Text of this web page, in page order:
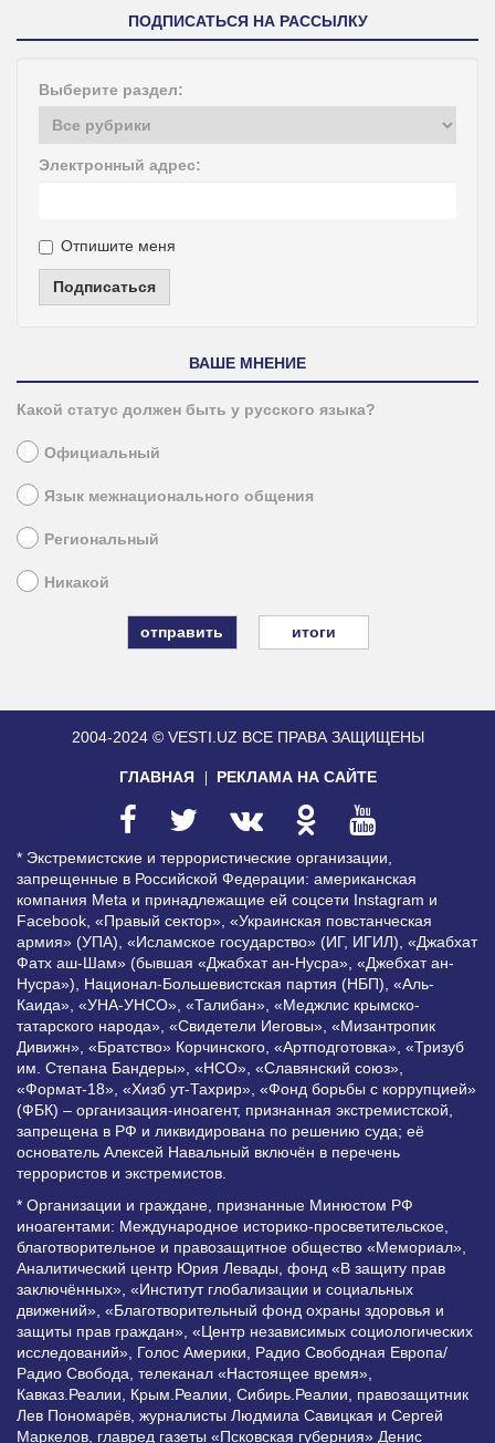
ПОДПИСАТЬСЯ НА РАССЫЛКУ
Выберите раздел:
Электронный адрес:
Отпишите меня
Подписаться
ВАШЕ МНЕНИЕ
Какой статус должен быть у русского языка?
Официальный
Язык межнационального общения
Региональный
Никакой
итоги
2004-2024 © VESTI.UZ ВСЕ ПРАВА ЗАЩИЩЕНЫ
ГЛАВНАЯ РЕКЛАМА НА САЙТЕ
* Экстремистские и террористические организации,
запрещенные в Российской Федерации: американская
компания Meta и принадлежащие ей соцсети Instagram и
Facebook, «Правый сектор», «Украинская повстанческая
армия» (УПА), «Исламское государство» (ИГ, ИГИЛ), «Джабхат
Фатх аш-Шам» (бывшая «Джабхат ан-Нусра», «Джебхат ан-
Нусра»), Национал-Большевистская партия (НБП), «Аль-
Каида», «УНА-УНСО», «Талибан», «Меджлис крымско-
татарского народа», «Свидетели Иеговы», «Мизантропик
Дивижн», «Братство» Корчинского, «Артподготовка», «Тризуб
им. Степана Бандеры», «НСО», «Славянский союз»,
«Формат-18», «Хизб ут-Тахрир», «Фонд борьбы с коррупцией»
(ФБК) – организация-иноагент, признанная экстремистской,
запрещена в РФ и ликвидирована по решению суда; её
основатель Алексей Навальный включён в перечень
террористов и экстремистов.
* Организации и граждане, признанные Минюстом РФ
иноагентами: Международное историко-просветительское,
благотворительное и правозащитное общество «Мемориал»,
Аналитический центр Юрия Левады, фонд «В защиту прав
заключённых», «Институт глобализации и социальных
движений», «Благотворительный фонд охраны здоровья и
защиты прав граждан», «Центр независимых социологических
исследований», Голос Америки, Радио Свободная Европа/
Радио Свобода, телеканал «Настоящее время»,
Кавказ.Реалии, Крым.Реалии, Сибирь.Реалии, правозащитник
Лев Пономарёв, журналисты Людмила Савицкая и Сергей
Маркелов, главред газеты «Псковская губерния» Денис